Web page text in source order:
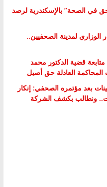
في الصحة” بالإسكندرية لرصد
الوزاري لمدينة الصحفيين..
قضية الدكتور محمد
المحاكمة العادلة حق أصيل
بعد مؤتمره الصحفي: إنكار
ونطالب بكشف الشركة